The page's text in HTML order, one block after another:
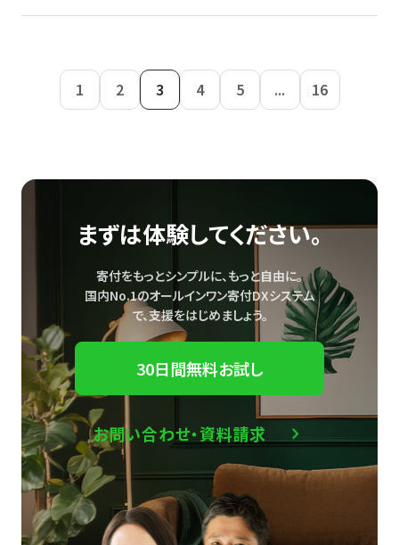
1 2 3 4 5 ... 16
まずは体験してください。
寄付をもっとシンプルに、もっと自由に。
国内No.1のオールインワン寄付DXシステム
で、支援をはじめましょう。
30日間無料お試し
お問い合わせ・資料請求